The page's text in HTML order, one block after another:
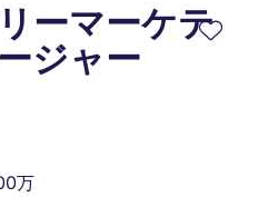
ーマーケテ
ジャー
万